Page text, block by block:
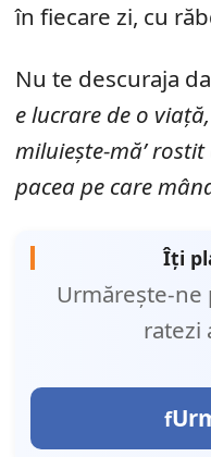
în fiecare zi, cu
Nu te descuraja
e lucrare de o
miluiește-mă’
pacea pe care
Îți
Urmărește-ne
ratezi